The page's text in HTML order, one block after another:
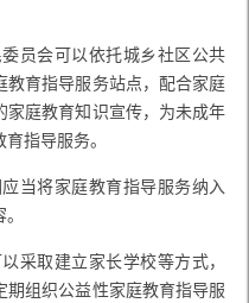
员会可以依托城乡社区公共
教育指导服务站点，配合家庭
家庭教育知识宣传，为未成年
指导服务。
当将家庭教育指导服务纳入
采取建立家长学校等方式，
组织公益性家庭教育指导服